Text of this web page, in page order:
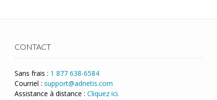
CONTACT
Sans frais : 1 877 638-6584
Courriel : support@adnetis.com
Assistance à distance : Cliquez ici.